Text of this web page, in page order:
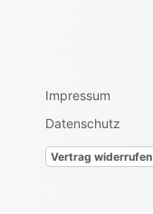
Impressum
Datenschutz
Vertrag widerrufen